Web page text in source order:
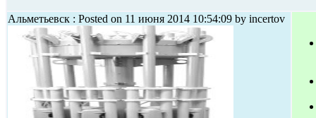
Альметьевск : Posted on 11 июня 2014 10:54:09 by incertov